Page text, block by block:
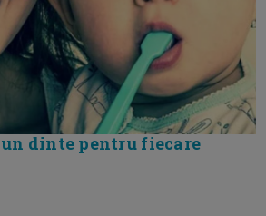
un dinte pentru fiecare